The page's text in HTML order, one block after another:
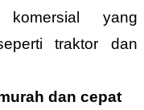
yang
traktor dan
dan cepat